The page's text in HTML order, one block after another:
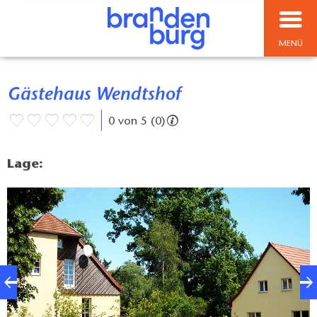
MENÜ
Gästehaus Wendtshof
0 von 5 (0)
Lage: